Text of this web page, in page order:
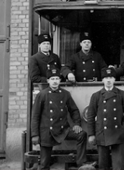
Visningar på
Visningar i
Möte och
Konst på
Lediga jobb
Kontakta oss
Press och
Skolprogram
Skolvisning åk
Skolvisning åk
Skolvisning åk
Skolvisning
Samlingar
Biljetter